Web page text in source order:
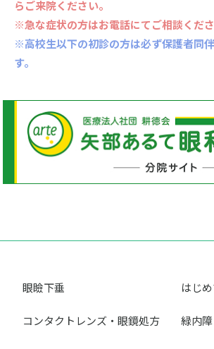
らご来院ください。
※急な症状の方はお電話にてご相談くだ
※高校生以下の初診の方は必ず保護者同
す。
眼瞼下垂 はじ
コンタクトレンズ・眼鏡処方 緑内障